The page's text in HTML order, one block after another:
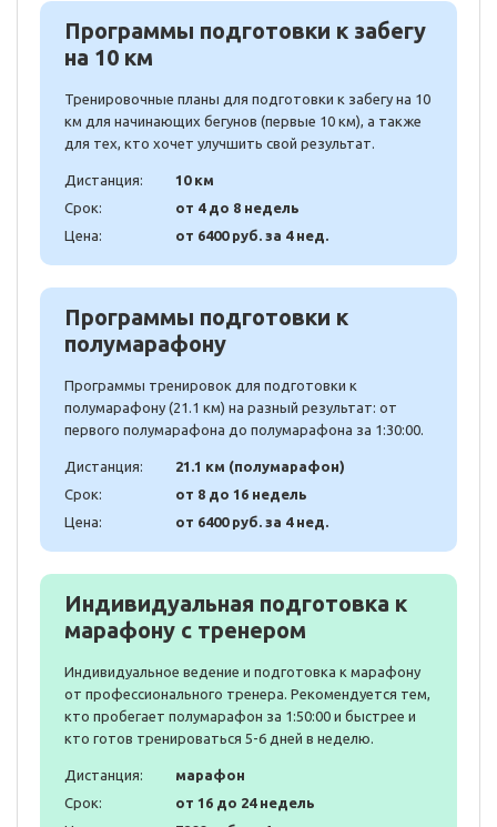
Программы подготовки к забегу
на 10 км
Тренировочные планы для подготовки к забегу на 10
км для начинающих бегунов (первые 10 км), а также
для тех, кто хочет улучшить свой результат.
Дистанция:
10 км
Срок:
от 4 до 8 недель
Цена:
от 6400 руб. за 4 нед.
Программы подготовки к
полумарафону
Программы тренировок для подготовки к
полумарафону (21.1 км) на разный результат: от
первого полумарафона до полумарафона за 1:30:00.
Дистанция:
21.1 км (полумарафон)
Срок:
от 8 до 16 недель
Цена:
от 6400 руб. за 4 нед.
Индивидуальная подготовка к
марафону с тренером
Индивидуальное ведение и подготовка к марафону
от профессионального тренера. Рекомендуется тем,
кто пробегает полумарафон за 1:50:00 и быстрее и
кто готов тренироваться 5-6 дней в неделю.
Дистанция:
марафон
Срок:
от 16 до 24 недель